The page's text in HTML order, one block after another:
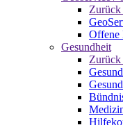
Zurück
Offene
Gesundheit
Zurück